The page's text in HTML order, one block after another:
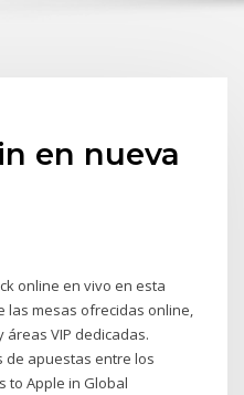
en nueva
online en vivo en esta
las mesas ofrecidas online,
VIP dedicadas.
de apuestas entre los
Apple in Global